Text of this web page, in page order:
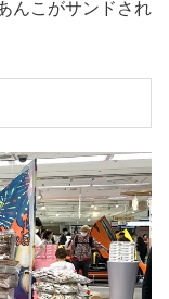
んこがサンドされ